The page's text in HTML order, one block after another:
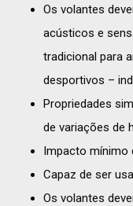
Os volantes
acústicos e
tradicional para
desportivos –
Propriedades
de variações de
Impacto mínimo
Capaz de ser
Os volantes